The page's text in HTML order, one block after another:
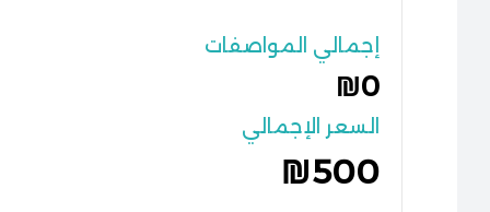
إجمالي المواصفات
₪0
السعر الإجمالي
₪500